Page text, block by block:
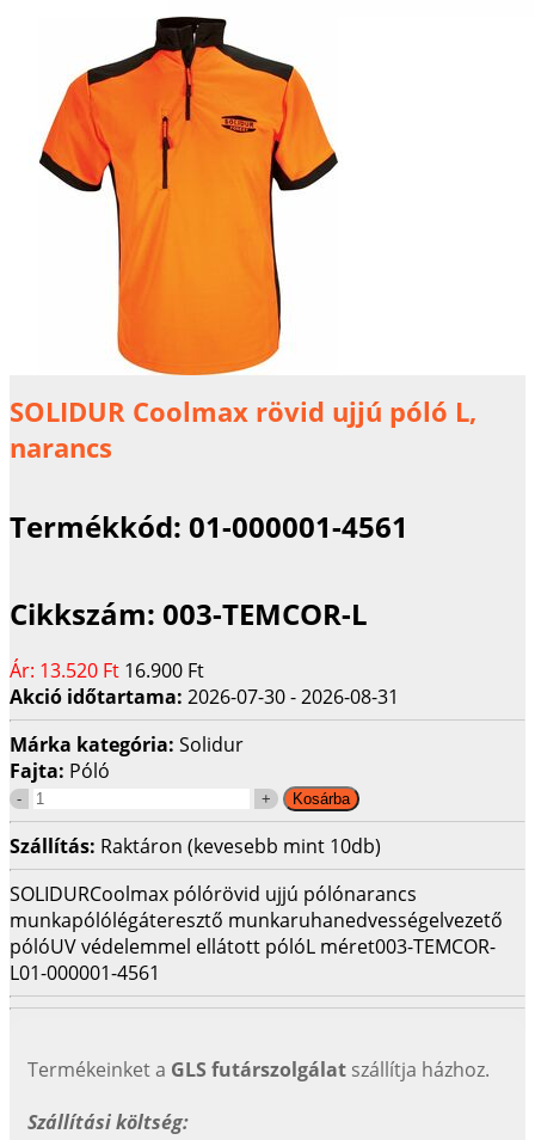
SOLIDUR Coolmax rövid ujjú póló L,
narancs
Termékkód: 01-000001-4561
Cikkszám: 003-TEMCOR-L
Ár: 13.520 Ft 16.900 Ft
Akció időtartama: 2026-07-30 - 2026-08-31
Márka kategória: Solidur
Fajta: Póló
Szállítás: Raktáron (kevesebb mint 10db)
SOLIDURCoolmax pólórövid ujjú pólónarancs
munkapólólégáteresztő munkaruhanedvességelvezető
pólóUV védelemmel ellátott pólóL méret003-TEMCOR-
L01-000001-4561
Termékeinket a GLS futárszolgálat szállítja házhoz.
Szállítási költség: